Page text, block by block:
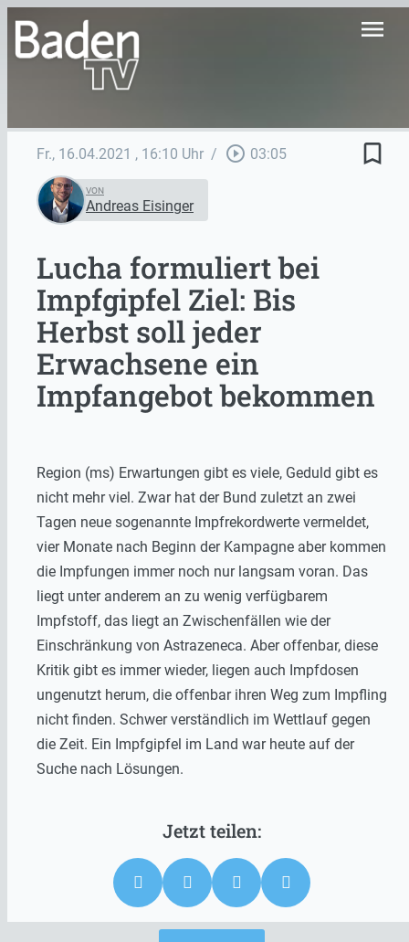
menu
Fr., 16.04.2021 , 16:10 Uhr / play_circle_outline 03:05 bookmark_border
VON
Andreas Eisinger
Lucha formuliert bei
Impfgipfel Ziel: Bis
Herbst soll jeder
Erwachsene ein
Impfangebot bekommen
Region (ms) Erwartungen gibt es viele, Geduld gibt es
nicht mehr viel. Zwar hat der Bund zuletzt an zwei
Tagen neue sogenannte Impfrekordwerte vermeldet,
vier Monate nach Beginn der Kampagne aber kommen
die Impfungen immer noch nur langsam voran. Das
liegt unter anderem an zu wenig verfügbarem
Impfstoff, das liegt an Zwischenfällen wie der
Einschränkung von Astrazeneca. Aber offenbar, diese
Kritik gibt es immer wieder, liegen auch Impfdosen
ungenutzt herum, die offenbar ihren Weg zum Impfling
nicht finden. Schwer verständlich im Wettlauf gegen
die Zeit. Ein Impfgipfel im Land war heute auf der
Suche nach Lösungen.